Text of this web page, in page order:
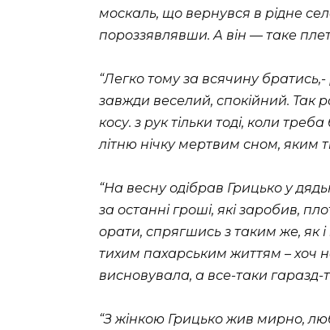
москаль, що вернувся в рідне
пороззявлявши. А він — таке
“Легко тому за всячину братись,-
завжди веселий, спокійний. Так
косу. з рук тільки тоді, коли
літню нічку мертвим сном, яким
“На весну одібрав Грицько у
за останні гроші, які заробив,
орати, спрягшись з таким же, як
тихим пахарським життям – хоч
висновувала, а все-таки гаразд-
“З жінкою Грицько жив мирно,